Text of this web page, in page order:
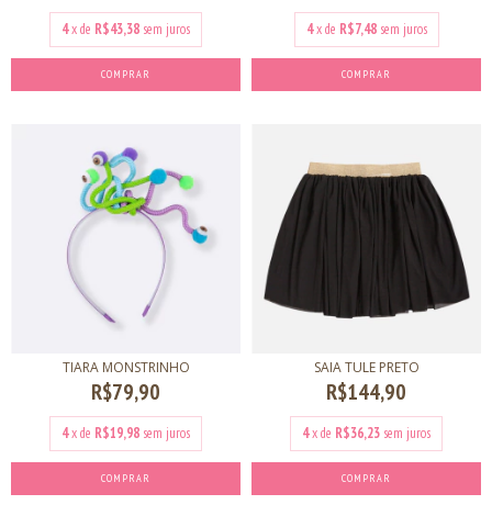
4x de R$43,38 sem juros
COMPRAR
4 x de R$7,48 sem juros
COMPRAR
TIARA MONSTRINHO
R$79,90
4x de R$19,98 sem juros
SAIA TULE PRETO
R$144,90
4x de R$36,23 sem juros
COMPRAR